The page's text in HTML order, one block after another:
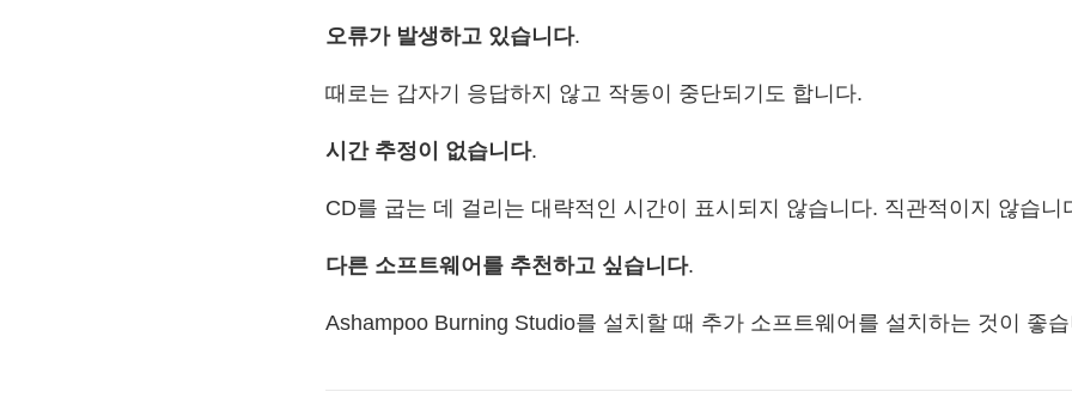
오류가 발생하고 있습니다.
때로는 갑자기 응답하지 않고 작동이 중단되기도 합니다.
시간 추정이 없습니다.
CD를 굽는 데 걸리는 대략적인 시간이 표시되지 않습니다. 직관적이지 않습니
다른 소프트웨어를 추천하고 싶습니다.
Ashampoo Burning Studio를 설치할 때 추가 소프트웨어를 설치하는 것이 좋